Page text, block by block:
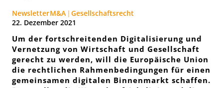
NewsletterM&A Gesellschaftsrecht
22. Dezember 2021
Um der fortschreitenden Digitalisierung und
Vernetzung von Wirtschaft und Gesellschaft
gerecht zu werden, will die Europäische Union
die rechtlichen Rahmenbedingungen für einen
gemeinsamen digitalen Binnenmarkt schaffen.